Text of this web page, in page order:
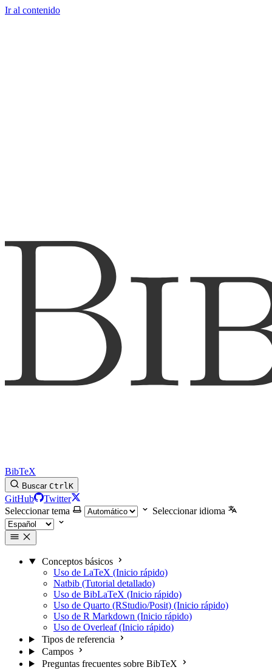
Ir al contenido
BibTeX
Buscar CtrlK
GitHub
Twitter
Seleccionar tema
Seleccionar idioma
Conceptos básicos
Uso de LaTeX (Inicio rápido)
Natbib (Tutorial detallado)
Uso de BibLaTeX (Inicio rápido)
Uso de Quarto (RStudio/Posit) (Inicio rápido)
Uso de R Markdown (Inicio rápido)
Uso de Overleaf (Inicio rápido)
Tipos de referencia
Campos
Preguntas frecuentes sobre BibTeX